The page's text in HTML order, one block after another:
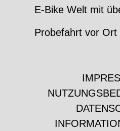
E-Bike Welt mit
Probefahrt vor Ort